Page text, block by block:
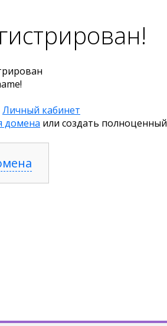
Личный кабинет
домена или создать полноценный